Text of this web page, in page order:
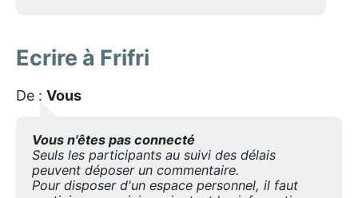
Ecrire à Frifri
De : Vous
Vous n'êtes pas connecté
Seuls les participants au suivi des délais
peuvent déposer un commentaire.
Pour disposer d'un espace personnel, il faut